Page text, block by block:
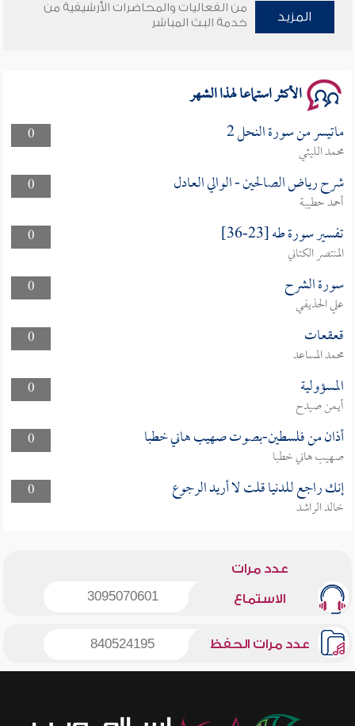
وأمنهم من خوف 9
المزيد
من الفعاليات والمحاضرات الأرشيفية من
خدمة البث المباشر
الأكثر استماعا لهذا الشهر
0 ماتيسر من سورة النحل 2
محمد الليثي
0
شرح رياض الصالحين - الوالي العادل
أحمد حطيبة
0
تفسير سورة طه [23-36]
المنتصر الكتاني
0
سورة الشرح
علي الحذيفي
0
قعقعات
محمد المساعد
0
المسؤولية
أيمن صيدح
0
أذان من فلسطين-بصوت صهيب هاني خطبا
صهيب هاني خطبا
0
إنك راجع للدنيا قلت لا أريد الرجوع
خالد الراشد
عدد مرات
الاستماع 3095070601
عدد مرات الحفظ 840524195